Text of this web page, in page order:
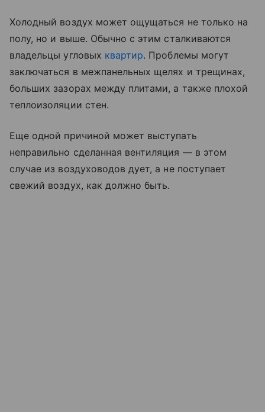
Холодный воздух может ощущаться не только на
полу, но и выше. Обычно с этим сталкиваются
владельцы угловых квартир. Проблемы могут
заключаться в межпанельных щелях и трещинах,
больших зазорах между плитами, а также плохой
теплоизоляции стен.
Еще одной причиной может выступать
неправильно сделанная вентиляция — в этом
случае из воздуховодов дует, а не поступает
свежий воздух, как должно быть.